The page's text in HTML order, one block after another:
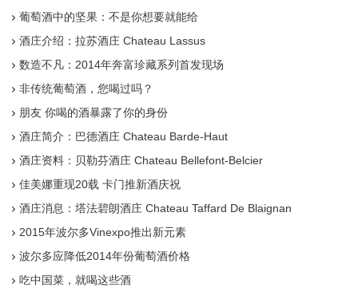
葡萄酒中的坚果：不是你想要就能给
酒庄介绍：拉苏酒庄 Chateau Lassus
数造不凡：2014年奔富珍藏系列首发现场
非传统葡萄酒，您喝过吗？
朋友 你喝的酒暴露了你的身份
酒庄简介：巴德酒庄 Chateau Barde-Haut
酒庄资料：贝勒芬酒庄 Chateau Bellefont-Belcier
佳美娜重现20载 卡门推新酒庆祝
酒庄消息：塔法碧朗酒庄 Chateau Taffard De Blaignan
2015年波尔多Vinexpo推出新元素
波尔多应降低2014年份葡萄酒价格
吃中国菜，就喝这些酒